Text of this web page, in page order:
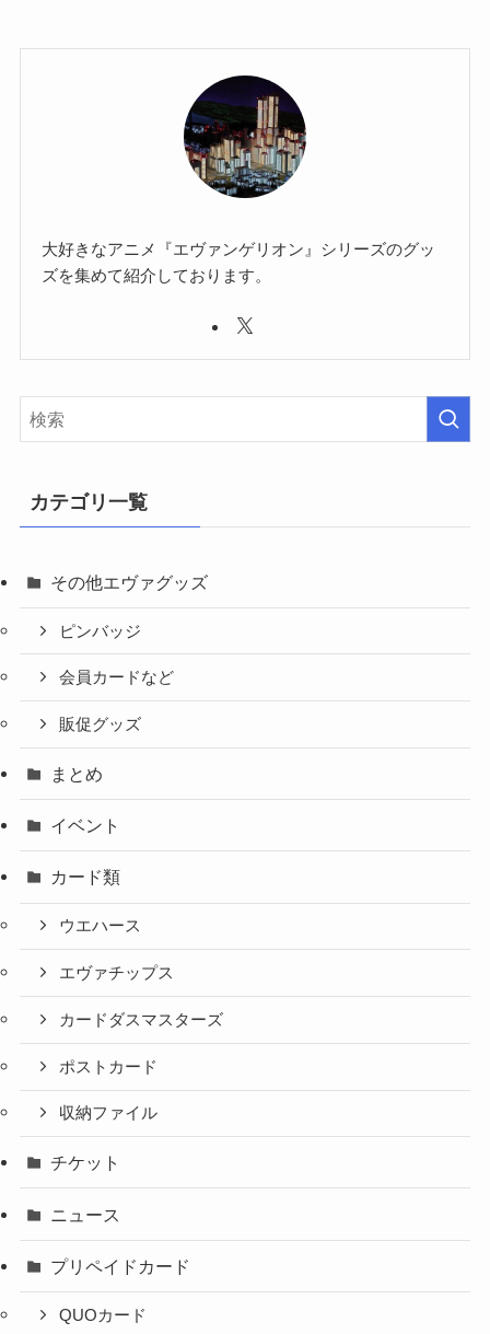
大好きなアニメ『エヴァンゲリオン』シリーズのグッ
ズを集めて紹介しております。
カテゴリ一覧
その他エヴァグッズ
ピンバッジ
会員カードなど
販促グッズ
まとめ
イベント
カード類
ウエハース
エヴァチップス
カードダスマスターズ
ポストカード
収納ファイル
チケット
ニュース
プリペイドカード
QUOカード